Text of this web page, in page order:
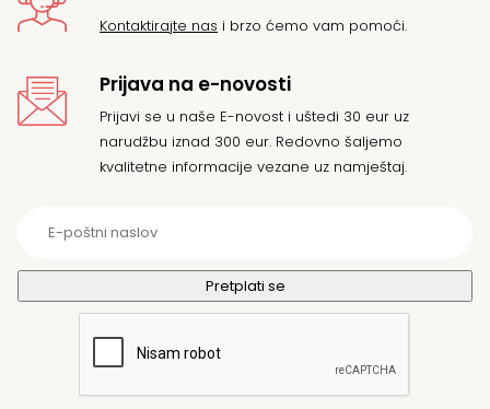
Kontaktirajte nas i brzo ćemo vam pomoći.
Prijava na e-novosti
Prijavi se u naše E-novost i uštedi 30 eur uz
narudžbu iznad 300 eur. Redovno šaljemo
kvalitetne informacije vezane uz namještaj.